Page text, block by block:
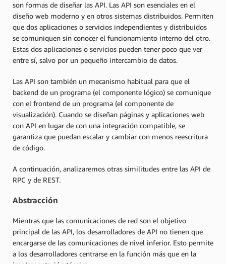
son formas de diseñar las API. Las API son esenciales en el
diseño web moderno y en otros sistemas distribuidos. Permiten
que dos aplicaciones o servicios independientes y distribuidos
se comuniquen sin conocer el funcionamiento interno del otro.
Estas dos aplicaciones o servicios pueden tener poco que ver
entre sí, salvo por un pequeño intercambio de datos.
Las API son también un mecanismo habitual para que el
backend de un programa (el componente lógico) se comunique
con el frontend de un programa (el componente de
visualización). Cuando se diseñan páginas y aplicaciones web
con API en lugar de con una integración compatible, se
garantiza que puedan escalar y cambiar con menos reescritura
de código.
A continuación, analizaremos otras similitudes entre las API de
RPC y de REST.
Abstracción
Mientras que las comunicaciones de red son el objetivo
principal de las API, los desarrolladores de API no tienen que
encargarse de las comunicaciones de nivel inferior. Esto permite
a los desarrolladores centrarse en la función más que en la